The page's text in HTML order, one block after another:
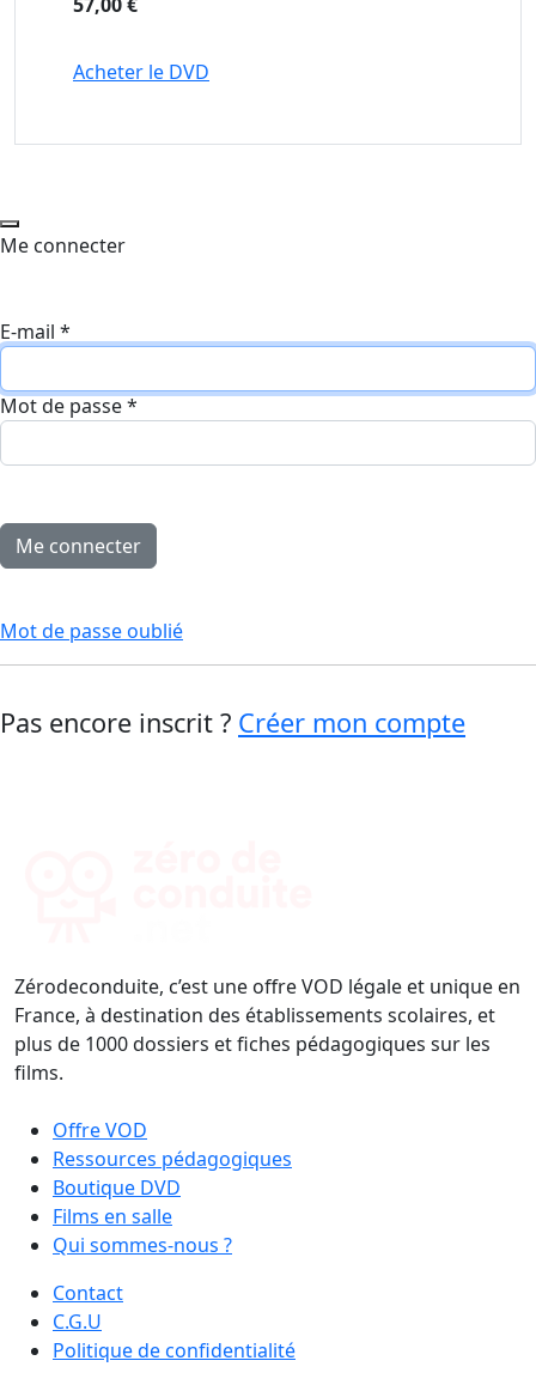
Acheter le DVD
Me connecter
E-mail *
Mot de passe*
Mot de passe oublié
Pas encore inscrit ? Créer mon compte
Zérodeconduite, c’est une offre VOD légale et unique en
France, à destination des établissements scolaires, et
plus de 1000 dossiers et fiches pédagogiques sur les
films.
Offre VOD
Ressources pédagogiques
Boutique DVD
Films en salle
Qui sommes-nous ?
Contact
C.G.U
Politique de confidentialité